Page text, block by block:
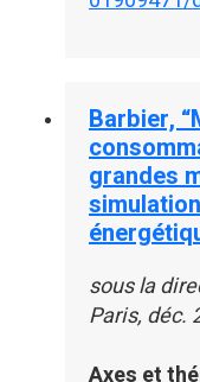
Barbier,
grandes
sous la
Paris, déc.
Axes et